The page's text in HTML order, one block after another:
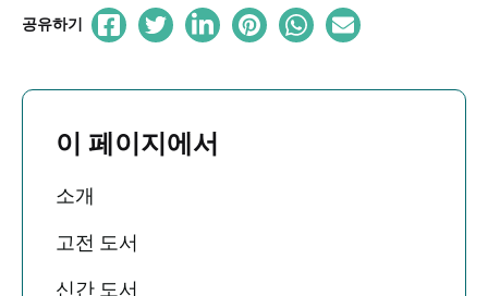
공유하기
이 페이지에서
소개
고전 도서
신간 도서